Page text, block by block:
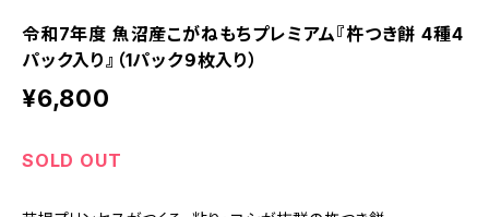
令和7年度 魚沼産こがねもちプレミアム『杵つき餅 4種4
パック入り』（1パック９枚入り）
¥6,800
SOLD OUT